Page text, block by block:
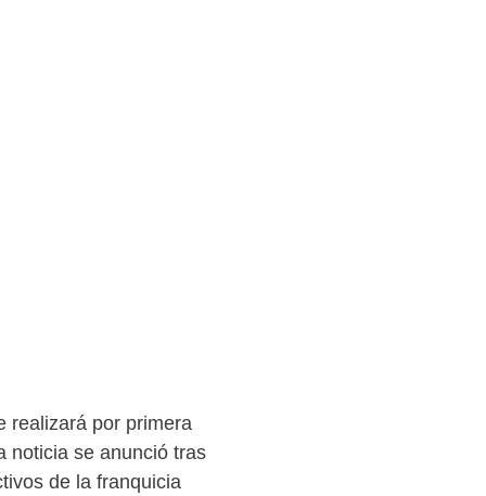
realizará por primera
noticia se anunció tras
de la franquicia